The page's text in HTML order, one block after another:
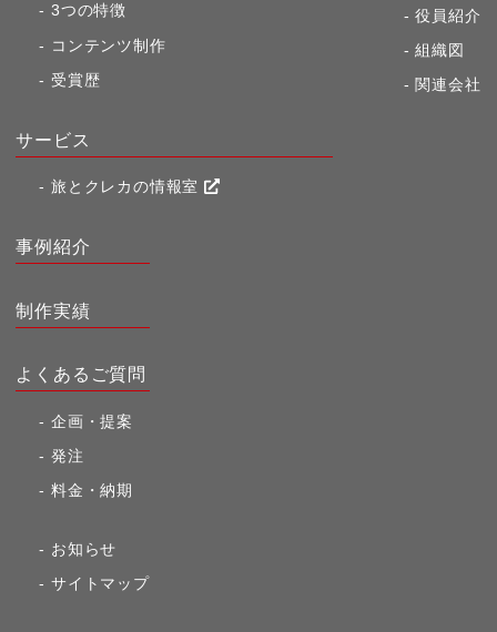
3つの特徴
コンテンツ制作
受賞歴
サービス
旅とクレカの情報室
役員紹介
組織図
関連会社
事例紹介
制作実績
よくあるご質問
企画・提案
発注
料金・納期
お知らせ
サイトマップ